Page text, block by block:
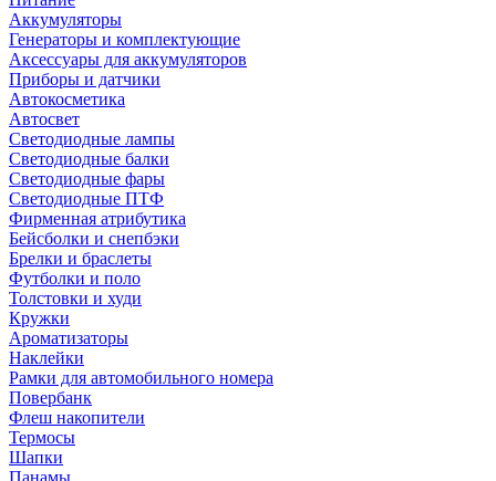
Аккумуляторы
Генераторы и комплектующие
Аксессуары для аккумуляторов
Приборы и датчики
Автокосметика
Автосвет
Светодиодные лампы
Светодиодные балки
Светодиодные фары
Светодиодные ПТФ
Фирменная атрибутика
Бейсболки и снепбэки
Брелки и браслеты
Футболки и поло
Толстовки и худи
Кружки
Ароматизаторы
Наклейки
Рамки для автомобильного номера
Повербанк
Флеш накопители
Термосы
Шапки
Панамы